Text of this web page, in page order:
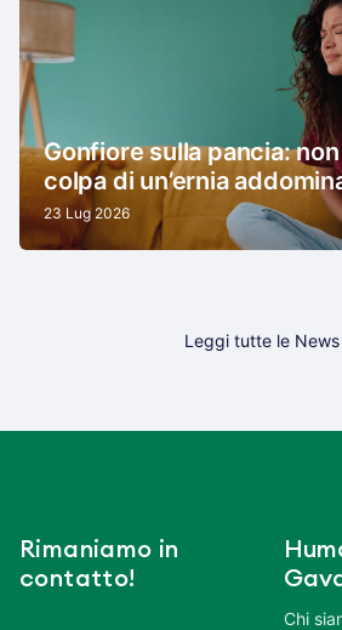
Gonfiore sulla pancia:
colpa di un’ernia
23 Lug 2026
Leggi tutte le News
Rimaniamo in
contatto!
Chi